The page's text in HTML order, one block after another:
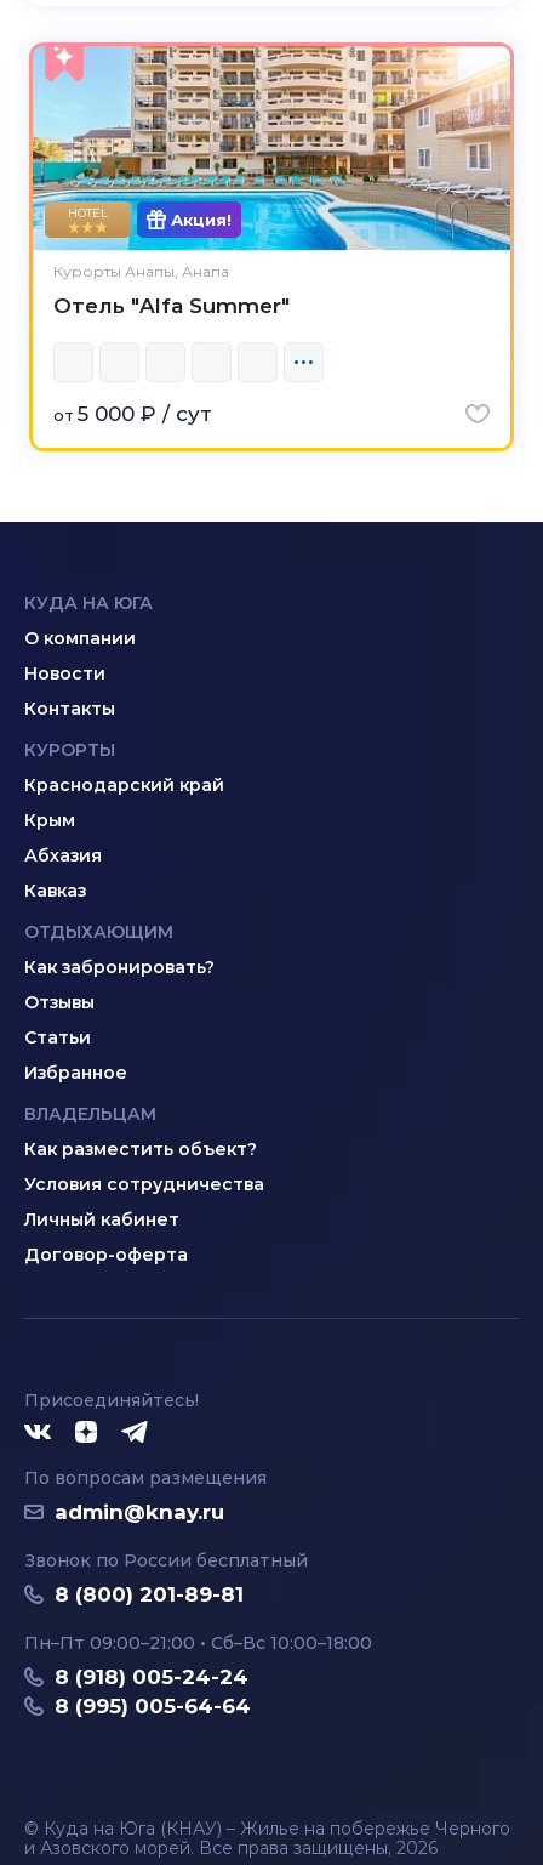
HOTEL Акция!
Курорты Анапы, Анапа
Отель "Alfa Summer"
от 5 000 ₽ / сут
КУДА НА ЮГА
О компании
Новости
Контакты
КУРОРТЫ
Краснодарский край
Крым
Абхазия
Кавказ
ОТДЫХАЮЩИМ
Как забронировать?
Отзывы
Статьи
Избранное
ВЛАДЕЛЬЦАМ
Как разместить объект?
Условия сотрудничества
Личный кабинет
Договор-оферта
Присоединяйтесь!
По вопросам размещения
admin@knay.ru
Звонок по России бесплатный
8 (800) 201-89-81
Пн–Пт 09:00–21:00 • Сб–Вс 10:00–18:00
8 (918) 005-24-24
8 (995) 005-64-64
© Куда на Юга (КНАУ) – Жилье на побережье Черного
и Азовского морей. Все права защищены, 2026